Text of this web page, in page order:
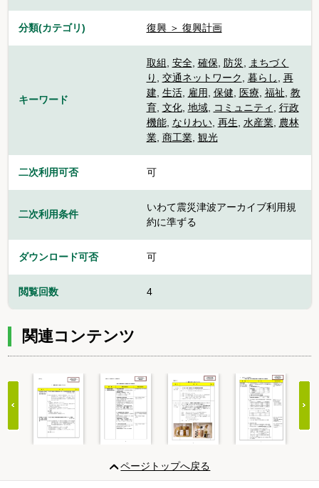
分類(カテゴリ) 復興 ＞ 復興計画
キーワード
取組, 安全, 確保, 防災, まちづく
り , 交通ネットワーク, 暮らし, 再
建, 生活, 雇用, 保健, 医療, 福祉, 教
育, 文化, 地域, コミュニティ , 行政
機能, なりわい, 再生, 水産業, 農林
業, 商工業, 観光
二次利用可否 可
二次利用条件
いわて震災津波アーカイブ利用規
約に準ずる
ダウンロード可否 可
閲覧回数 4
関連コンテンツ
20
ページトップへ戻る